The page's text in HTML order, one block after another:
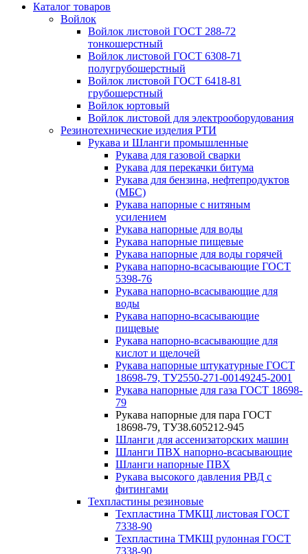
Каталог товаров
Войлок
Войлок листовой ГОСТ 288-72
тонкошерстный
Войлок листовой ГОСТ 6308-71
полугрубошерстный
Войлок листовой ГОСТ 6418-81
грубошерстный
Войлок юртовый
Войлок листовой для электрооборудования
Резинотехнические изделия РТИ
Рукава и Шланги промышленные
Рукава для газовой сварки
Рукава для перекачки битума
Рукава для бензина, нефтепродуктов
(МБС)
Рукава напорные с нитяным
усилением
Рукава напорные для воды
Рукава напорные пищевые
Рукава напорные для воды горячей
Рукава напорно-всасывающие ГОСТ
5398-76
Рукава напорно-всасывающие для
воды
Рукава напорно-всасывающие
пищевые
Рукава напорно-всасывающие для
кислот и щелочей
Рукава напорные штукатурные ГОСТ
18698-79, ТУ2550-271-00149245-2001
Рукава напорные для газа ГОСТ 18698-
79
Рукава напорные для пара ГОСТ
18698-79, ТУ38.605212-945
Шланги для ассенизаторских машин
Шланги ПВХ напорно-всасывающие
Шланги напорные ПВХ
Рукава высокого давления РВД с
фитингами
Техпластины резиновые
Техпластина ТМКЩ листовая ГОСТ
7338-90
Техпластина ТМКЩ рулонная ГОСТ
7338-90